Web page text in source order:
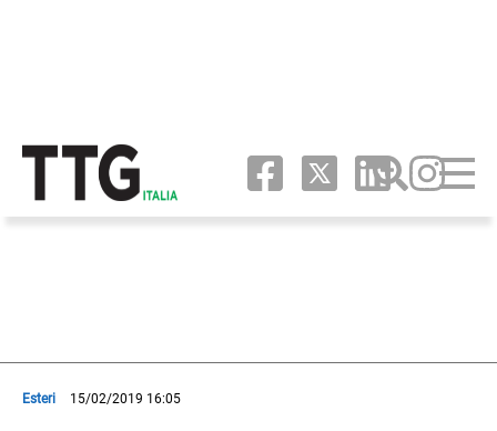
Esteri 15/02/2019 16:05